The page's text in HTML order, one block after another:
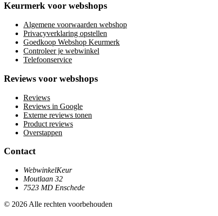
Keurmerk voor webshops
Algemene voorwaarden webshop
Privacyverklaring opstellen
Goedkoop Webshop Keurmerk
Controleer je webwinkel
Telefoonservice
Reviews voor webshops
Reviews
Reviews in Google
Externe reviews tonen
Product reviews
Overstappen
Contact
WebwinkelKeur
Moutlaan 32
7523 MD Enschede
© 2026 Alle rechten voorbehouden